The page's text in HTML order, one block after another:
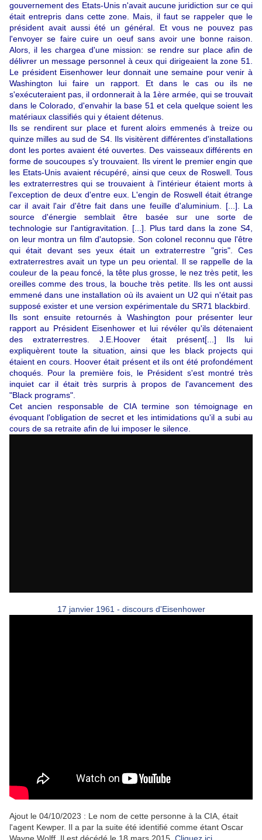
gouvernement des Etats-Unis n'avait aucune juridiction sur ce qui
était entrepris dans cette zone. Mais, il faut se rappeler que le
président avait aussi été un général. Et vous ne pouvez pas
l'envoyer se faire cuire un oeuf sans avoir une bonne raison.
Alors, il les chargea d'une mission: se rendre sur place afin de
délivrer un message personnel à ceux qui dirigeaient la zone 51.
Le président Eisenhower leur donnait une semaine pour venir à
Washington lui faire un rapport. Et dans le cas ou ils ne
s'exécuteraient pas, il ordonnerait à la 1ère armée, qui se trouvait
dans le Colorado, d'envahir la base 51 et cela quelque soient les
matériaux classifiés qui y étaient détenus.
Ils se rendirent sur place et furent aloirs emmenés à treize ou
quinze milles au sud de S4. Ils visitèrent différentes d'installations
dont les portes avaient été ouvertes. Des vaisseaux différents en
forme de soucoupes s'y trouvaient. Ils virent le premier engin que
les Etats-Unis avaient récupéré, ainsi que ceux de Roswell. Tous
les extraterrestres qui se trouvaient à l'intérieur étaient morts à
l'exception de deux d'entre eux. L'engin de Roswell était étrange
car il avait l'air d'être fait dans une feuille d'aluminium. [...]. La
source d'énergie semblait être basée sur une sorte de
technologie sur l'antigravitation. [...]. Plus tard dans la zone S4,
on leur montra un film d'autopsie. Son colonel reconnu que l'être
qui était devant ses yeux était un extraterrestre "gris". Ces
extraterrestres avait un type un peu oriental. Il se rappelle de la
couleur de la peau foncé, la tête plus grosse, le nez très petit, les
oreilles comme des trous, la bouche très petite. Ils les ont aussi
emmené dans une installation où ils avaient un U2 qui n'était pas
supposé exister et une version expérimentale du SR71 blackbird.
Ils sont ensuite retournés à Washington pour présenter leur
rapport au Président Eisenhower et lui révéler qu'ils détenaient
des extraterrestres. J.E.Hoover était présent[...] Ils lui
expliquèrent toute la situation, ainsi que les black projects qui
étaient en cours. Hoover était présent et ils ont été profondément
choqués. Pour la première fois, le Président s'est montré très
inquiet car ilétait très surpris à propos de l'avancement des
"Black programs".
Cet ancien responsable de CIA termine son témoignage en
évoquant l'obligation de secret et les intimidations qu'il a subi au
cours de sa retraite afin de lui imposer le silence.
17 janvier 1961 - discours d'Eisenhower
Ajout le 04/10/2023 : Le nom de cette personne à la CIA, était
l'agent Kewper. Il a par la suite été identifié comme étant Oscar